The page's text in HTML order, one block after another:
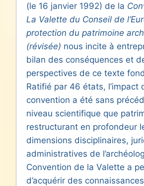
(le 16 janvier 1992) de la
La Valette du Conseil de
protection du patrimoine
(révisée) nous incite à
bilan des conséquences et
perspectives de ce texte
Ratifié par 46 états, l’impact
convention a été sans
niveau scientifique que
restructurant en profondeur
dimensions disciplinaires,
administratives de
Convention de la Valette a
d’acquérir des